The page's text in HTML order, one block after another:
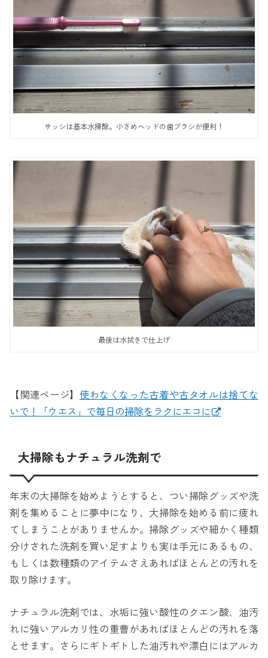
サッシは基本水掃除。小さめヘッドの歯ブラシが便利！
最後は水拭きで仕上げ
【関連ページ】 使わなくなった古着や古タオルは捨てな
いで！「ウエス」で毎日の掃除をラクにエコに
大掃除もナチュラル洗剤で
年末の大掃除を始めようとすると、つい掃除グッズや洗
剤を集めることに夢中になり、大掃除を始める前に疲れ
てしまうことがありませんか。掃除グッズや細かく種類
分けされた洗剤を買い足すよりも実は手元にあるもの、
もしくは数種類のアイテムさえあればほとんどの汚れを
取り除けます。
ナチュラル洗剤では、水垢に強い酸性のクエン酸、油汚
れに強いアルカリ性の重曹があればほとんどの汚れを落
とせます。さらにギトギトした油汚れや漂白にはアルカ